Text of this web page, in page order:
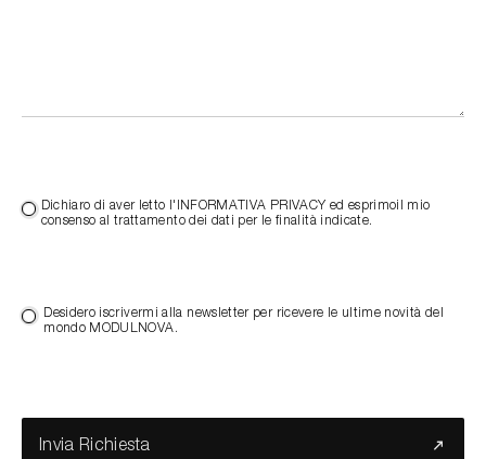
Dichiaro di aver letto l'INFORMATIVA PRIVACY ed esprimoil mio
consenso al trattamento dei dati per le finalità indicate.
Desidero iscrivermi alla newsletter per ricevere le ultime novità del
mondo MODULNOVA.
Invia Richiesta